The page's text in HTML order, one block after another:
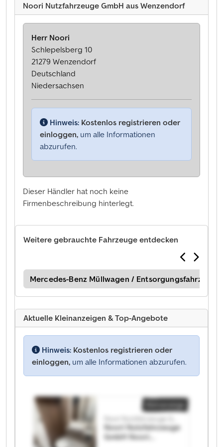
Noori Nutzfahrzeuge GmbH aus Wenzendorf
Dieser Händler hat noch keine
Firmenbeschreibung hinterlegt.
Herr Noori
Schlepelsberg 10
21279 Wenzendorf
Deutschland
Niedersachsen
Hinweis: Kostenlos registrieren oder
einloggen, um alle Informationen
abzurufen.
Weitere gebrauchte Fahrzeuge entdecken
Mercedes-Benz Müllwagen / Entsorgungsfahrzeug
Aktuelle Kleinanzeigen & Top-Angebote
Hinweis: Kostenlos registrieren oder
einloggen, um alle Informationen abzurufen.
Noori Nutzfahrzeuge
GmbH Noori